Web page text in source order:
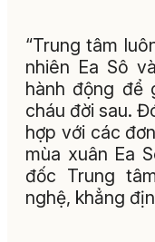
“Trung tâm
nhiên Ea Sô
hành động để
cháu đời sau.
hợp với các
mùa xuân Ea
đốc Trung
nghệ, khẳng